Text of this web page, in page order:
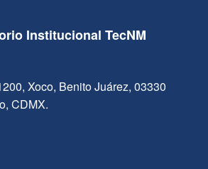
Institucional TecNM
Xoco, Benito Juárez, 03330
CDMX.